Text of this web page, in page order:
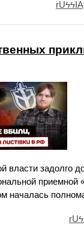
rUϟϟIA
задолго
началась